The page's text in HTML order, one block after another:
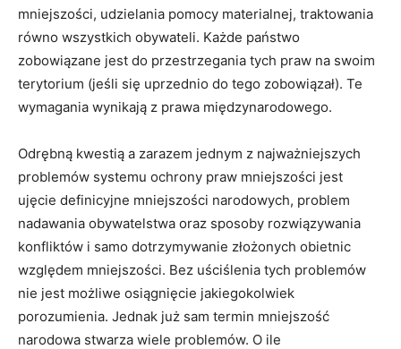
mniejszości, udzielania pomocy materialnej, traktowania
równo wszystkich obywateli. Każde państwo
zobowiązane jest do przestrzegania tych praw na swoim
terytorium (jeśli się uprzednio do tego zobowiązał). Te
wymagania wynikają z prawa międzynarodowego.
Odrębną kwestią a zarazem jednym z najważniejszych
problemów systemu ochrony praw mniejszości jest
ujęcie definicyjne mniejszości narodowych, problem
nadawania obywatelstwa oraz sposoby rozwiązywania
konfliktów i samo dotrzymywanie złożonych obietnic
względem mniejszości. Bez uściślenia tych problemów
nie jest możliwe osiągnięcie jakiegokolwiek
porozumienia. Jednak już sam termin mniejszość
narodowa stwarza wiele problemów. O ile